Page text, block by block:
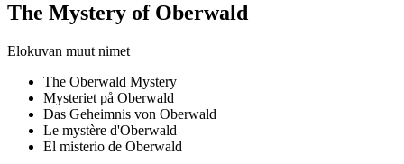
The Mystery of Oberwald
Elokuvan muut nimet
The Oberwald Mystery
Mysteriet på Oberwald
Das Geheimnis von Oberwald
Le mystère d'Oberwald
El misterio de Oberwald